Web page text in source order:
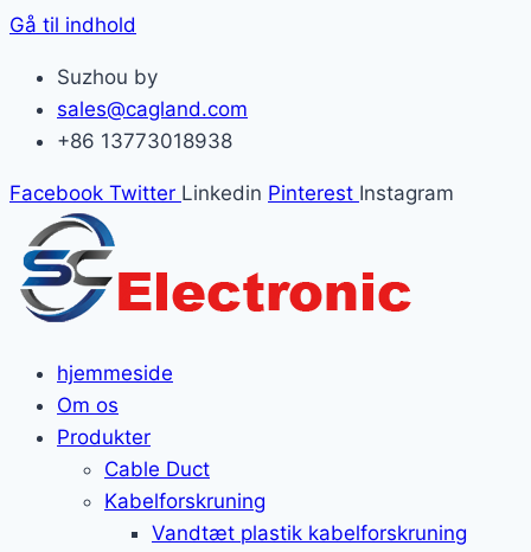
Gå til indhold
Suzhou by
sales@cagland.com
+86 13773018938
Facebook Twitter Linkedin Pinterest Instagram
hjemmeside
Om os
Produkter
Cable Duct
Kabelforskruning
Vandtæt plastik kabelforskruning